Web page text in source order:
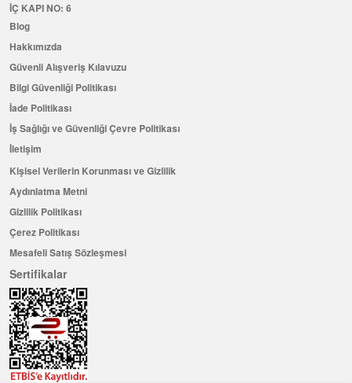
İÇ KAPI NO: 6
Blog
Hakkımızda
Güvenli Alışveriş Kılavuzu
Bilgi Güvenliği Politikası
İade Politikası
İş Sağlığı ve Güvenliği Çevre Politikası
İletişim
Kişisel Verilerin Korunması ve Gizlilik
Aydınlatma Metni
Gizlilik Politikası
Çerez Politikası
Mesafeli Satış Sözleşmesi
Sertifikalar